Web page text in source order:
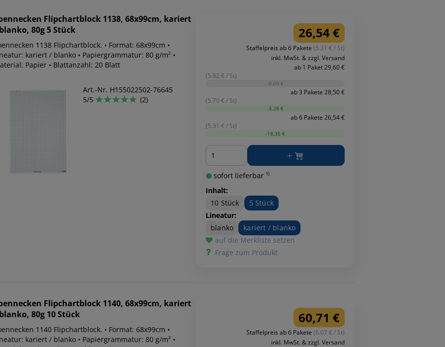
Flipchartblock 1138, 68x99cm, kariert
80g 5 Stück
1138 Flipchartblock. • Format: 68x99cm •
kariert / blanko • Papiergrammatur: 80 g/m² •
Papier • Blattanzahl: 20 Blatt
Art.-Nr. H155022502-76645
5/5
(2)
26,54 €
Staffelpreis ab 6 Pakete (5.31 € / St)
inkl. MwSt. & zzgl. Versand
ab 1 Paket 29,60 €
(5.92 € / St)
-0,00 €
ab 3 Pakete 28,50 €
(5.70 € / St)
-3,28 €
ab 6 Pakete 26,54 €
(5.31 € / St)
-18,35 €
Menge
sofort lieferbar ¹⁾
Inhalt:
10 Stück
5 Stück
Lineatur:
blanko
kariert / blanko
auf die Merkliste setzen
Frage zum Produkt
Flipchartblock 1140, 68x99cm, kariert
80g 10 Stück
1140 Flipchartblock. • Format: 68x99cm •
kariert / blanko • Papiergrammatur: 80 g/m² •
60,71 €
Staffelpreis ab 6 Pakete (6.07 € / St)
inkl. MwSt. & zzgl. Versand